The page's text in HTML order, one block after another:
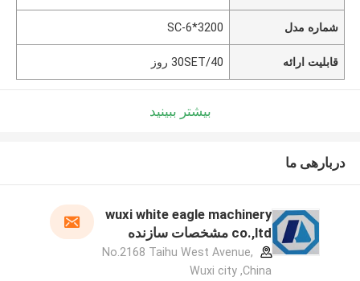
شماره مدل SC-6*3200
قابلیت ارائه 30SET/40 روز
بیشتر ببینید
دربارهی ما
wuxi white eagle machinery
co.,ltd مشخصات سازنده
No.2168 Taihu West Avenue,
Wuxi city ,China